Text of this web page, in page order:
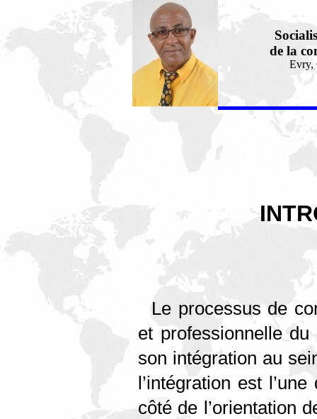
de la
Evry,
Le processus de
et professionnelle
son intégration au
l’intégration est
côté de l’orientation